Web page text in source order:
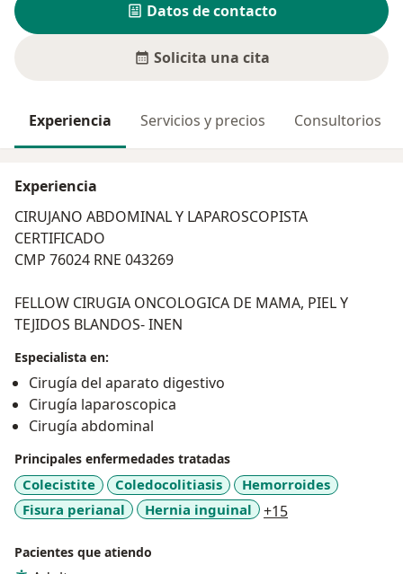
Datos de contacto
Solicita una cita
Experiencia Servicios y precios Consultorios
Experiencia
CIRUJANO ABDOMINAL Y LAPAROSCOPISTA
CERTIFICADO
CMP 76024 RNE 043269
FELLOW CIRUGIA ONCOLOGICA DE MAMA, PIEL Y
TEJIDOS BLANDOS- INEN
Especialista en:
Cirugía del aparato digestivo
Cirugía laparoscopica
Cirugía abdominal
Principales enfermedades tratadas
Colecistite Coledocolitiasis
Hemorroides
Fisura perianal
Hernia inguinal +15
Pacientes que atiendo